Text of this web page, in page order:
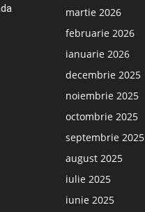
martie 2026
februarie 2026
ianuarie 2026
decembrie 2025
noiembrie 2025
octombrie 2025
septembrie 2025
august 2025
iulie 2025
iunie 2025